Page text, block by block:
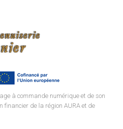
à commande numérique et de son
financier de la région AURA et de